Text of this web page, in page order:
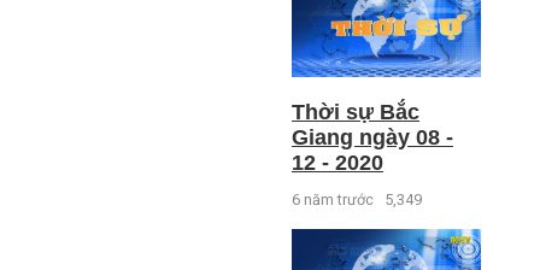
Thời sự Bắc
Giang ngày 08 -
12 - 2020
6 năm trước 5,349